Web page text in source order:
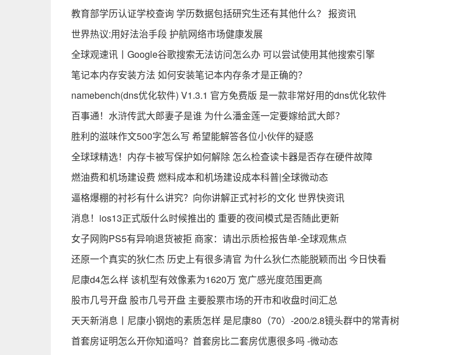
教育部学历认证学校查询 学历数据包括研究生还有其他什么？ 报资讯
世界热议:用好法治手段 护航网络市场健康发展
全球观速讯丨Google谷歌搜索无法访问怎么办 可以尝试使用其他搜索引擎
笔记本内存安装方法 如何安装笔记本内存条才是正确的？
namebench(dns优化软件) V1.3.1 官方免费版 是一款非常好用的dns优化软件
百事通！水浒传武大郎妻子是谁 为什么潘金莲一定要嫁给武大郎？
胜利的滋味作文500字怎么写 希望能解答各位小伙伴的疑惑
全球球精选！内存卡被写保护如何解除 怎么检查读卡器是否存在硬件故障
燃油费和机场建设费 燃料成本和机场建设成本科普|全球微动态
逼格爆棚的衬衫有什么讲究？向你讲解正式衬衫的文化 世界快资讯
消息！ios13正式版什么时候推出的 重要的夜间模式是否随此更新
女子网购PS5有异响退货被拒 商家：请出示质检报告单-全球观焦点
还原一个真实的狄仁杰 历史上有很多清官 为什么狄仁杰能脱颖而出 今日快看
尼康d4怎么样 该机型有效像素为1620万 宽广感光度范围更高
股市几号开盘 股市几号开盘 主要股票市场的开市和收盘时间汇总
天天新消息丨尼康小钢炮的素质怎样 是尼康80（70）-200/2.8镜头群中的常青树
首套房证明怎么开你知道吗？首套房比二套房优惠很多吗 -微动态